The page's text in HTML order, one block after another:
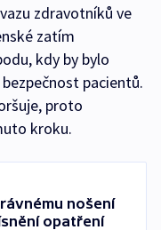
zdravotníků ve
zatím
kdy by bylo
pacientů.
proto
kroku.
nošení
opatření